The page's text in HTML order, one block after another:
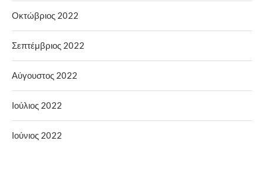
Οκτώβριος 2022
Σεπτέμβριος 2022
Αύγουστος 2022
Ιούλιος 2022
Ιούνιος 2022